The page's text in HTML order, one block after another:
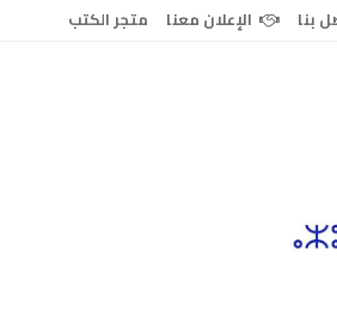
بنا الإعلان معنا متجر الكتب